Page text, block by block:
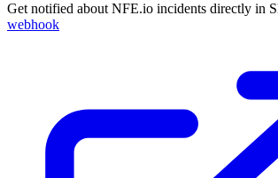
Get notified about NFE.io incidents directly in
webhook